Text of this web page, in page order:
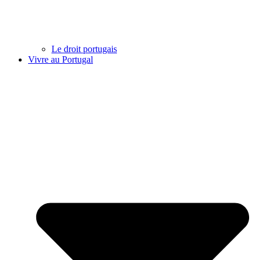
Le droit portugais
Vivre au Portugal